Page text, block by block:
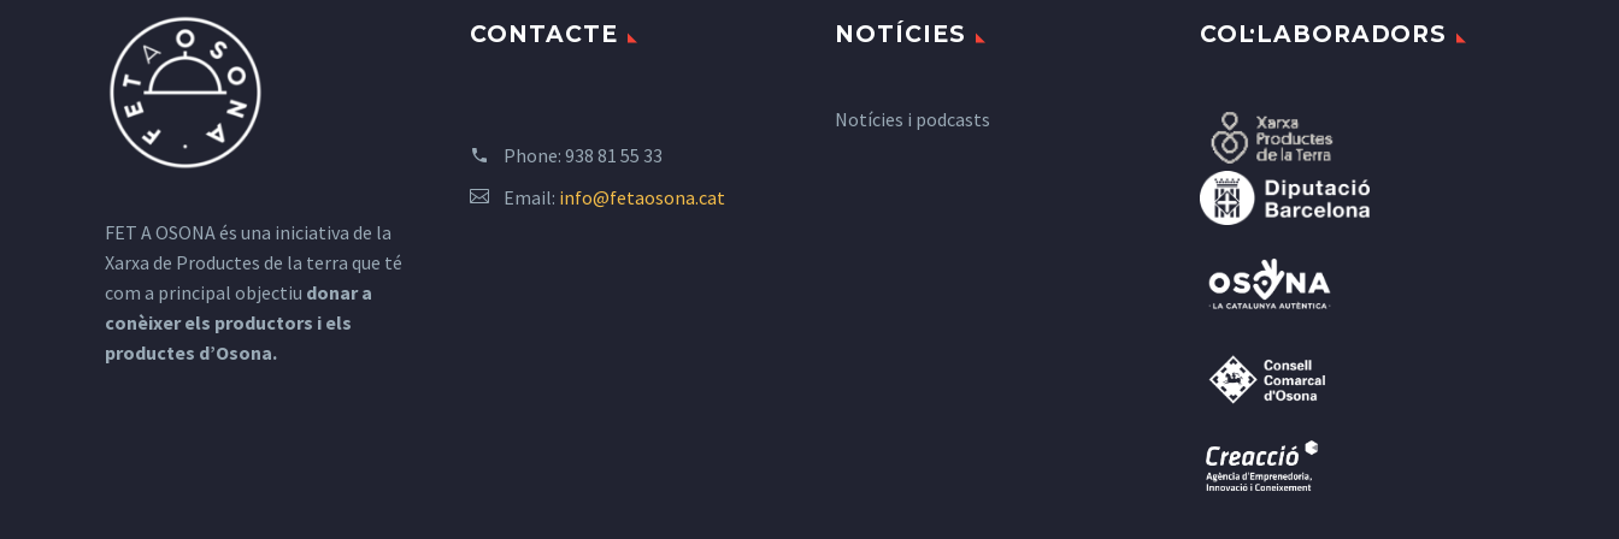
FET A OSONA és una iniciativa de la
Xarxa de Productes de la terra que té
com a principal objectiu donar a
conèixer els productors i els
productes d’Osona.
CONTACTE
Phone: 938 81 55 33
Email: info@fetaosona.cat
NOTÍCIES
Notícies i podcasts
COL·LABORADORS